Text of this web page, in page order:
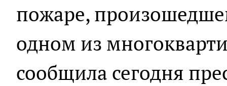
пожаре,
одном из
сообщила сегодня